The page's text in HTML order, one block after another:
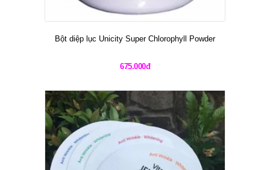
Bột diệp lục Unicity Super Chlorophyll Powder
675.000đ